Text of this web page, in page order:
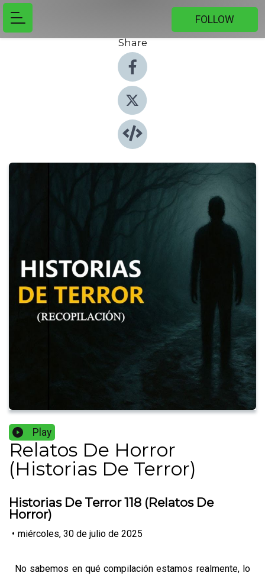
FOLLOW
Share
Play
Relatos De Horror
(Historias De Terror)
Historias De Terror 118 (Relatos De
Horror)
• miércoles, 30 de julio de 2025
No sabemos en qué compilación estamos realmente, lo